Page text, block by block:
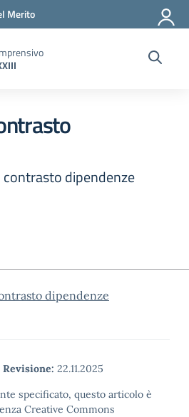
strumenti
Merito
dipendenze
dipendenze
Revisione: 22.11.2025
specificato, questo articolo è
Creative Commons